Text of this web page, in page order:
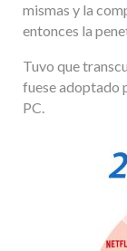
mismas y la
entonces la
Tuvo que
fuese adoptado
PC.